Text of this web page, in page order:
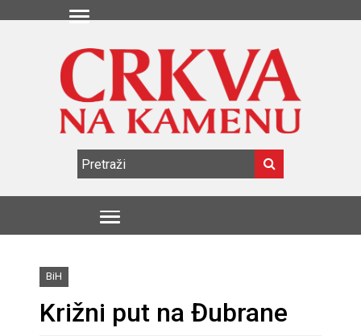
BiH
Križni put na Đubrane